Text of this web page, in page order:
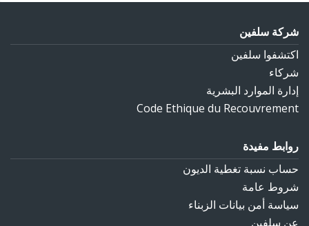
شركة سلفين
اكتشفوا سلفين
شركاء
إدارة الموارد البشرية
Code Ethique du Recouvrement
روابط مفيدة
حساب نسبة تغطية الديون‎
شروط عامة
سياسة أمن بيانات الزبناء
عن سلفين